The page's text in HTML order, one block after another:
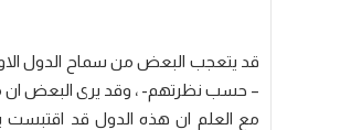
قد يتعجب البعض من سماح الدول
– حسب نظرتهم- ، وقد يرى البعض ان ما
مع العلم ان هذه الدول قد اقتبست